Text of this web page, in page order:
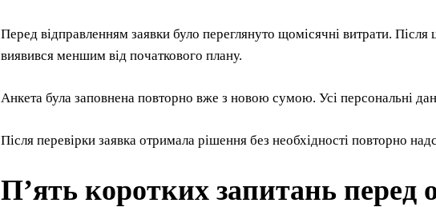
Перед відправленням заявки було переглянуто щомісячні витрати.
виявився меншим від початкового плану.
Анкета була заповнена повторно вже з новою сумою. Усі персональні
Після перевірки заявка отримала рішення без необхідності повторно
П’ять коротких запитань